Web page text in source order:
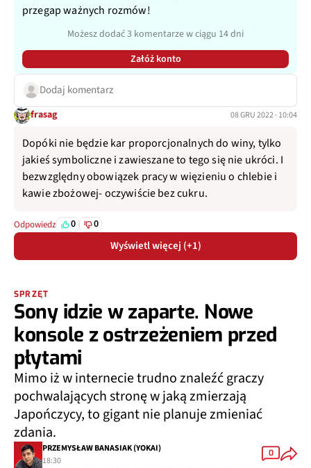
przegap ważnych rozmów!
Możesz dodać 3 komentarze w ciągu 14 dni
Załóż konto
Dodaj komentarz
frasag 08 GRU 2022 · 10:04
Dopóki nie będzie kar proporcjonalnych do winy, tylko
jakieś symboliczne i zawieszane to tego się nie ukróci. I
bezwzględny obowiązek pracy w więzieniu o chlebie i
kawie zbożowej- oczywiście bez cukru.
Odpowiedz 0 0
Wyświetl więcej (+1)
SPRZĘT
Sony idzie w zaparte. Nowe
konsole z ostrzeżeniem przed
płytami
Mimo iż w internecie trudno znaleźć graczy
pochwalających stronę w jaką zmierzają
Japończycy, to gigant nie planuje zmieniać
zdania.
PRZEMYSŁAW BANASIAK (YOKAI)
18:30
0